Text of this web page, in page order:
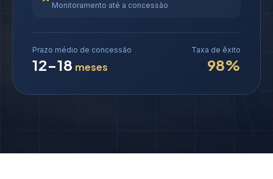
Monitoramento até a concessão
Prazo médio de concessão
12-18 meses
Taxa de êxito
98%